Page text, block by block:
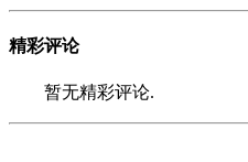
精彩评论
暂无精彩评论.